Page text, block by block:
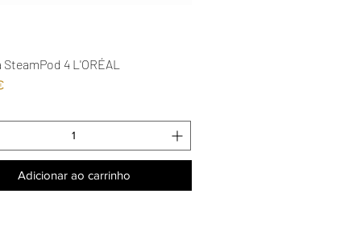
Visualização rápida
4 L'ORÉAL
Adicionar ao carrinho